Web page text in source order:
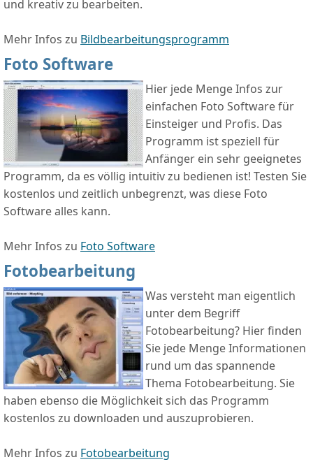
und kreativ zu bearbeiten.
Mehr Infos zu Bildbearbeitungsprogramm
Foto Software
Hier jede Menge Infos zur
einfachen Foto Software für
Einsteiger und Profis. Das
Programm ist speziell für
Anfänger ein sehr geeignetes
Programm, da es völlig intuitiv zu bedienen ist! Testen Sie
kostenlos und zeitlich unbegrenzt, was diese Foto
Software alles kann.
Mehr Infos zu Foto Software
Fotobearbeitung
Was versteht man eigentlich
unter dem Begriff
Fotobearbeitung? Hier finden
Sie jede Menge Informationen
rund um das spannende
Thema Fotobearbeitung. Sie
haben ebenso die Möglichkeit sich das Programm
kostenlos zu downloaden und auszuprobieren.
Mehr Infos zu Fotobearbeitung